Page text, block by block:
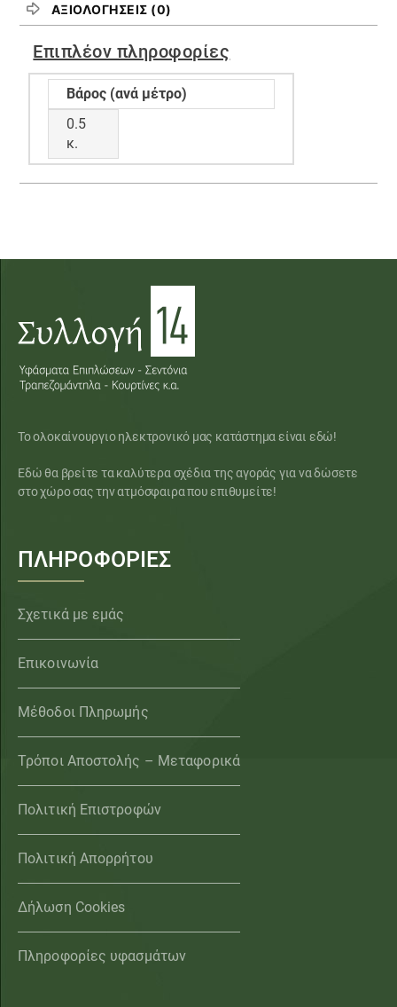
ΑΞΙΟΛΟΓΉΣΕΙΣ (0)
Επιπλέον πληροφορίες
Βάρος (ανά μέτρο)
0.5
κ.
Το ολοκαίνουργιο ηλεκτρονικό μας κατάστημα είναι εδώ!
Εδώ θα βρείτε τα καλύτερα σχέδια της αγοράς για να δώσετε
στο χώρο σας την ατμόσφαιρα που επιθυμείτε!
ΠΛΗΡΟΦΟΡΙΕΣ
Σχετικά με εμάς
Επικοινωνία
Μέθοδοι Πληρωμής
Τρόποι Αποστολής – Μεταφορικά
Πολιτική Επιστροφών
Πολιτική Απορρήτου
Δήλωση Cookies
Πληροφορίες υφασμάτων